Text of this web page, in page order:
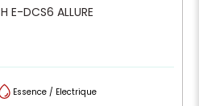
E-DCS6 ALLURE
Essence / Electrique